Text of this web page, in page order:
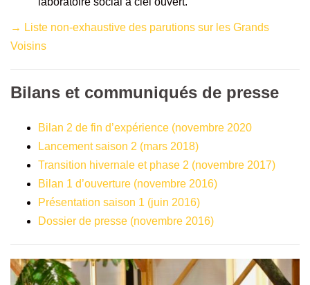
→ Liste non-exhaustive des parutions sur les Grands
Voisins
Bilans et communiqués de presse
Bilan 2 de fin d’expérience (novembre 2020
Lancement saison 2 (mars 2018)
Transition hivernale et phase 2 (novembre 2017)
Bilan 1 d’ouverture (novembre 2016)
Présentation saison 1 (juin 2016)
Dossier de presse (novembre 2016)